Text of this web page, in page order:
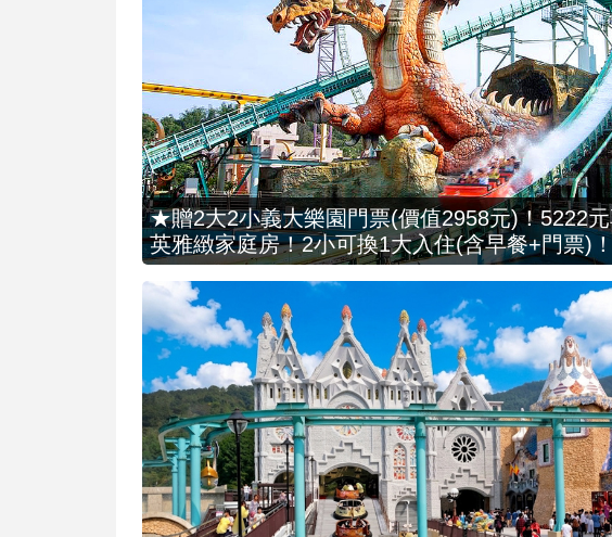
★贈2大2小義大樂園門票(價值2958元)！5222
英雅緻家庭房！2小可換1大入住(含早餐+門票)！